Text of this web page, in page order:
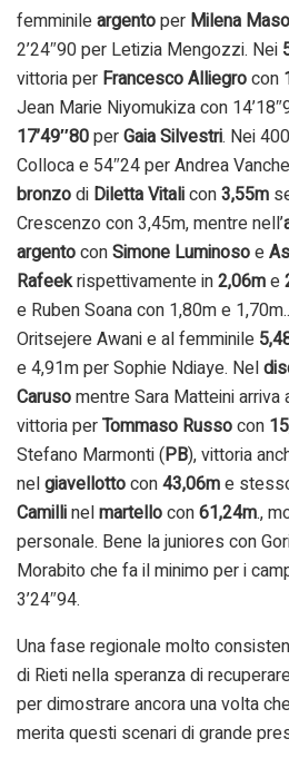
femminileargentoper Milena
2’24″90 per Letizia Mengozzi. Nei
vittoria per Francesco Alliegrocon
Jean Marie Niyomukiza con
17’49″80perGaia Silvestri. Nei
Colloca e 54″24 per Andrea
bronzodi Diletta Vitalicon3,55m
Crescenzo con 3,45m, mentre nell’
argentoconSimone Luminosoe
Rafeekrispettivamente in2,06me
e Ruben Soana con 1,80m e
Oritsejere Awani e al femminile
e 4,91m per Sophie Ndiaye. Nel
Carusomentre Sara Matteini
vittoria perTommaso Russocon
Stefano Marmonti (PB), vittoria
nelgiavellottocon43,06me
Camillinelmartellocon61,24m.,
personale. Bene la juniores con
Morabito che fa il minimo per i
3’24″94.
Una fase regionale molto
di Rieti nella speranza di
per dimostrare ancora una volta
merita questi scenari di grande